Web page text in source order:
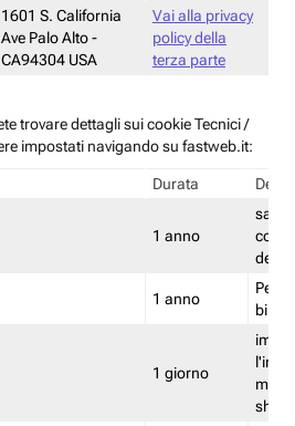
1601 S. California
Ave Palo Alto -
CA94304 USA
Vai alla privacy
policy della
terza parte
trovare dettagli sui cookie Tecnici /
impostati navigando su fastweb.it:
Durata
1 anno
salva
dei
1 anno
1 giorno
shp